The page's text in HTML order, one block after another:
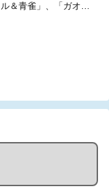
＆青雀」、「ガオガ